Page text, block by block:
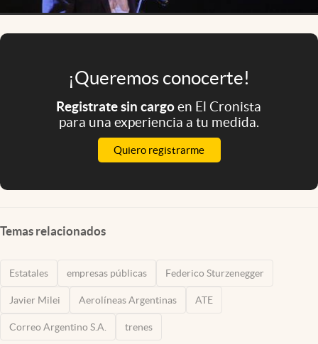
¡Queremos conocerte!
Registrate sin cargoen El Cronista
para una experiencia a tu medida.
Quiero registrarme
Temas relacionados
Estatales empresas públicas Federico Sturzenegger
Javier Milei Aerolíneas Argentinas ATE
Correo Argentino S.A. trenes